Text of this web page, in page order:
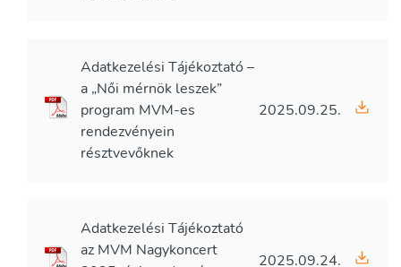
Adatkezelési Tájékoztató –
a „Női mérnök leszek”
program MVM-es
rendezvényein
résztvevőknek
2025.09.25.
Adatkezelési Tájékoztató
az MVM Nagykoncert
2025.09.24.